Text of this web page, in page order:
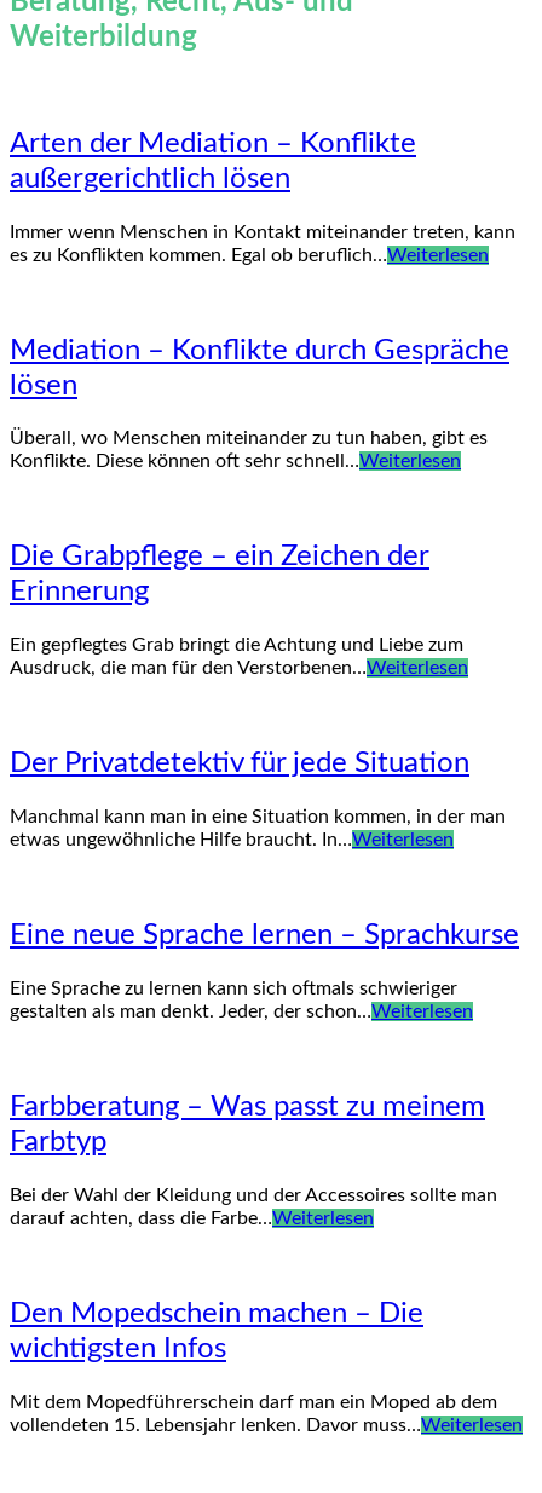
Weiterbildung
Arten der Mediation – Konflikte
außergerichtlich lösen
Immer wenn Menschen in Kontakt miteinander treten, kann
es zu Konflikten kommen. Egal ob beruflich…Weiterlesen
Mediation – Konflikte durch Gespräche
lösen
Überall, wo Menschen miteinander zu tun haben, gibt es
Konflikte. Diese können oft sehr schnell…Weiterlesen
Die Grabpflege – ein Zeichen der
Erinnerung
Ein gepflegtes Grab bringt die Achtung und Liebe zum
Ausdruck, die man für den Verstorbenen…Weiterlesen
Der Privatdetektiv für jede Situation
Manchmal kann man in eine Situation kommen, in der man
etwas ungewöhnliche Hilfe braucht. In…Weiterlesen
Eine neue Sprache lernen – Sprachkurse
Eine Sprache zu lernen kann sich oftmals schwieriger
gestalten als man denkt. Jeder, der schon…Weiterlesen
Farbberatung – Was passt zu meinem
Farbtyp
Bei der Wahl der Kleidung und der Accessoires sollte man
darauf achten, dass die Farbe…Weiterlesen
Den Mopedschein machen – Die
wichtigsten Infos
Mit dem Mopedführerschein darf man ein Moped ab dem
vollendeten 15. Lebensjahr lenken. Davor muss…Weiterlesen